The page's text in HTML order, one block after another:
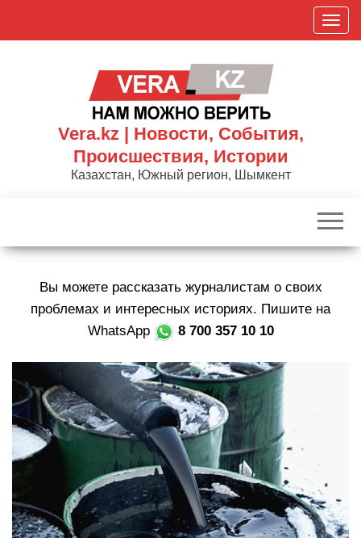
П
о
к
р
Vera.kz | Новости, События,
Происшествия, Истории
Казахстан, Южный регион, Шымкент
Вы можете рассказать журналистам о своих
проблемах и интересных историях. Пишите на
WhatsApp
8 700 357 10 10